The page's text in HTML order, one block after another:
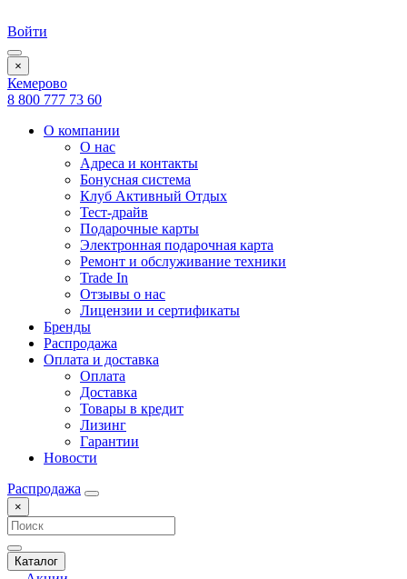
Войти
×
Кемерово
8 800 777 73 60
О компании
О нас
Адреса и контакты
Бонусная система
Клуб Активный Отдых
Тест-драйв
Подарочные карты
Электронная подарочная карта
Ремонт и обслуживание техники
Trade In
Отзывы о нас
Лицензии и сертификаты
Бренды
Распродажа
Оплата и доставка
Оплата
Доставка
Товары в кредит
Лизинг
Гарантии
Новости
Распродажа
×
Каталог